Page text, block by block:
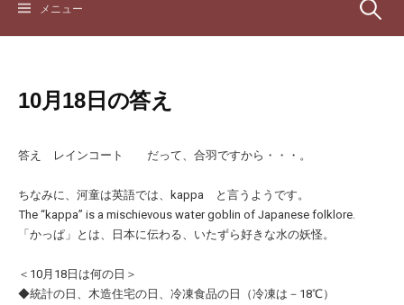
メニュー 検
10月18日の答え
答え レインコート だって、合羽ですから・・・。
ちなみに、河童は英語では、kappa と言うようです。
The “kappa” is a mischievous water goblin of Japanese folklore.
「かっぱ」とは、日本に伝わる、いたずら好きな水の妖怪。
＜10月18日は何の日＞
◆統計の日、木造住宅の日、冷凍食品の日（冷凍は－18℃）